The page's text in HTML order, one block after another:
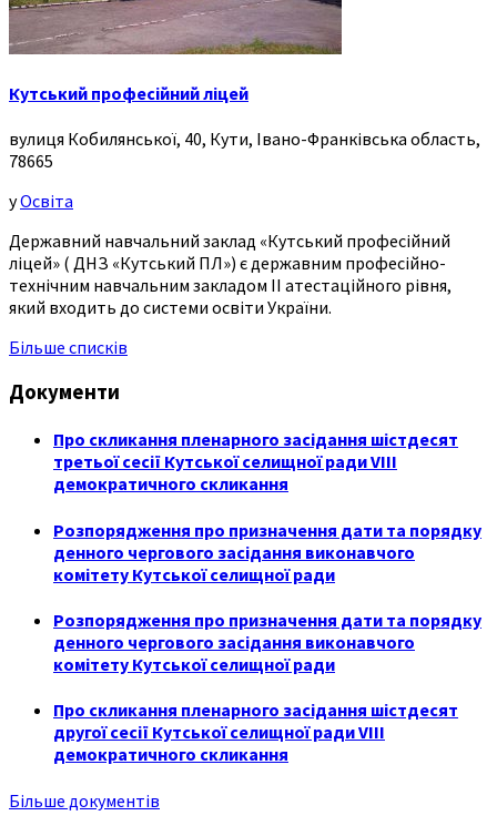
Кутський професійний ліцей
вулиця Кобилянської, 40, Кути, Івано-Франківська область,
78665
уОсвіта
Державний навчальний заклад «Кутський професійний
ліцей» ( ДНЗ «Кутський ПЛ») є державним професійно-
технічним навчальним закладом ІІ атестаційного рівня,
який входить до системи освіти України.
Більше списків
Документи
Про скликання пленарного засідання шістдесят
третьої сесії Кутської селищної ради VIII
демократичного скликання
Розпорядження про призначення дати та порядку
денного чергового засідання виконавчого
комітету Кутської селищної ради
Розпорядження про призначення дати та порядку
денного чергового засідання виконавчого
комітету Кутської селищної ради
Про скликання пленарного засідання шістдесят
другої сесії Кутської селищної ради VIII
демократичного скликання
Більше документів